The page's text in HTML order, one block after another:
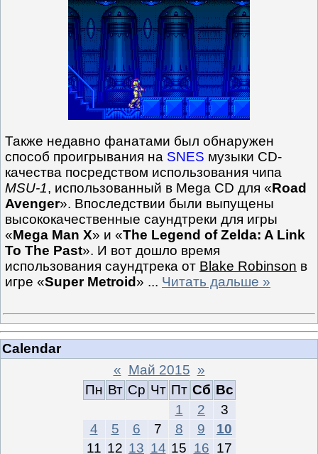
Также недавно фанатами был обнаружен
способ проигрывания на SNES музыки CD-
качества посредством использования чипа
MSU-1, использованный в Mega CD для «Road
Avenger». Впоследствии были выпущены
высококачественные саундтреки для игры
«Mega Man X» и «The Legend of Zelda: A Link
To The Past». И вот дошло время
использования саундтрека от Blake Robinson в
игре «Super Metroid» ... Читать дальше »
Calendar
« Май 2015 »
Пн Вт Ср Чт Пт Сб Вс
1
2
3
4
5 6 7 8 9
10
11 12 13 14 15 16 17